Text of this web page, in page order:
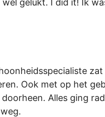
gelukt. I did it! Ik
Ook met op het
Alles ging